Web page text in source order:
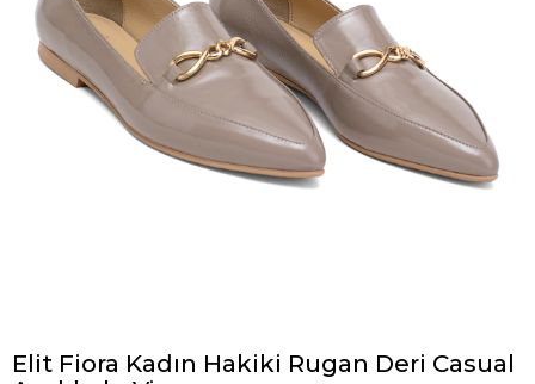
Elit Fiora Kadın Hakiki Rugan Deri Casual